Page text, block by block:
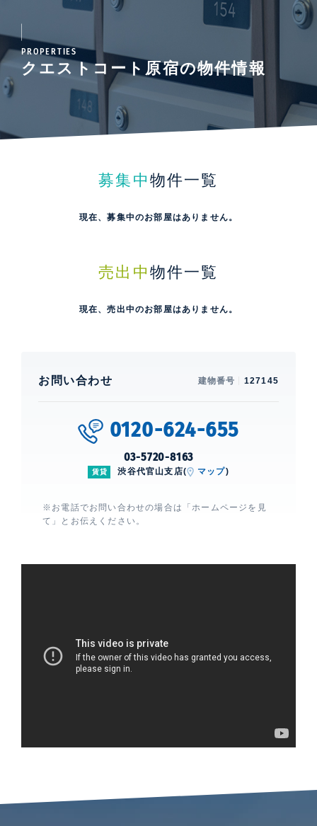
PROPERTIES
クエストコート原宿の物件情報
募集中 物件一覧
現在、募集中のお部屋はありません。
売出中 物件一覧
現在、売出中のお部屋はありません。
お問い合わせ 建物番号 127145
0120-624-655
03-5720-8163
賃貸 渋谷代官山支店( マップ)
※お電話でお問い合わせの場合は「ホームページを見
て」とお伝えください。